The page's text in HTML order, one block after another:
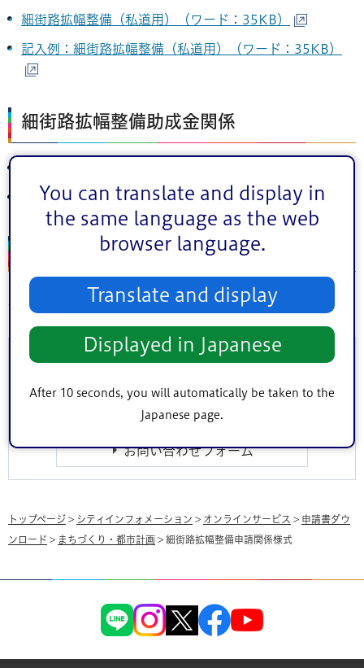
You can translate and display in
the same language as the web
browser language.
Translate and display
Displayed in Japanese
After 10 seconds, you will automatically be taken to the
Japanese page.
細街路拡幅整備（私道用）（ワード：35KB）
記入例：細街路拡幅整備（私道用）（ワード：35KB）
細街路拡幅整備助成金関係
記入例：細街路拡幅整備（助成金）（PDF：280KB）
問い合わせ
建築指導課細街路係電話番号:03-5662-0854
このページに関するお問い合わせ
トップページ > シティインフォメーション > オンラインサービス > 申請書ダウ
ンロード > まちづくり・都市計画 > 細街路拡幅整備申請関係様式